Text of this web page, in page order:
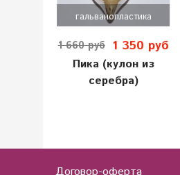
гальванопластика
1 660 руб 1 350 руб
Пика (кулон из
серебра)